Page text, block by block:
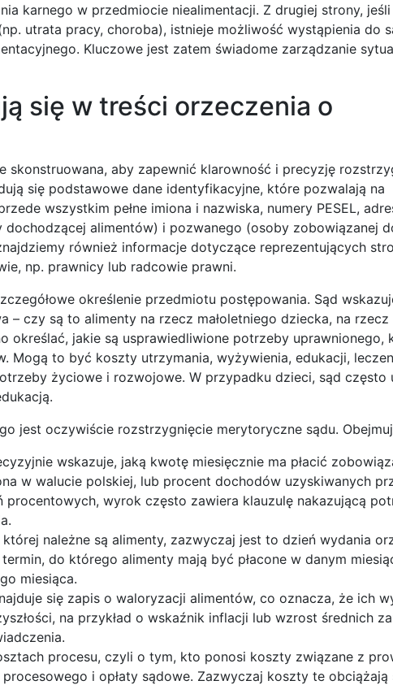
karnego w przedmiocie niealimentacji. Z drugiej strony,
utrata pracy, choroba), istnieje możliwość wystąpienia do
Kluczowe jest zatem świadome zarządzanie
się w treści orzeczenia o
skonstruowana, aby zapewnić klarowność i precyzję
się podstawowe dane identyfikacyjne, które pozwalają na
wszystkim pełne imiona i nazwiska, numery PESEL,
alimentów) i pozwanego (osoby zobowiązanej
również informacje dotyczące reprezentujących
np. prawnicy lub radcowie prawni.
określenie przedmiotu postępowania. Sąd
czy są to alimenty na rzecz małoletniego dziecka, na rzecz
określać, jakie są usprawiedliwione potrzeby uprawnionego,
Mogą to być koszty utrzymania, wyżywienia, edukacji,
życiowe i rozwojowe. W przypadku dzieci, sąd często
jest oczywiście rozstrzygnięcie merytoryczne sądu.
wskazuje, jaką kwotę miesięcznie ma płacić
w walucie polskiej, lub procent dochodów uzyskiwanych
wyrok często zawiera klauzulę nakazującą
należne są alimenty, zazwyczaj jest to dzień wydania
do którego alimenty mają być płacone w danym
miesiąca.
się zapis o waloryzacji alimentów, co oznacza, że ich
na przykład o wskaźnik inflacji lub wzrost średnich
procesu, czyli o tym, kto ponosi koszty związane z
i opłaty sądowe. Zazwyczaj koszty te obciążają